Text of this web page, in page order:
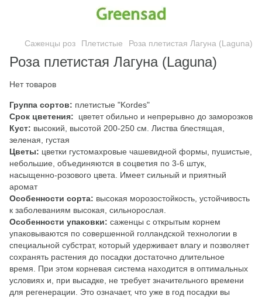
Саженцы роз Плетистые Роза плетистая Лагуна (Laguna)
Роза плетистая Лагуна (Laguna)
Нет товаров
Группа сортов: плетистые "Kordes"
Срок цветения: цветет обильно и непрерывно до заморозков
Куст: высокий, высотой 200-250 см. Листва блестящая,
зеленая, густая
Цветы: цветки густомахровые чашевидной формы, пушистые,
небольшие, объединяются в соцветия по 3-6 штук,
насыщенно-розового цвета. Имеет сильный и приятный
аромат
Особенности сорта: высокая морозостойкость, устойчивость
к заболеваниям высокая, сильнорослая.
Особенности упаковки: саженцы с открытым корнем
упаковываются по совершенной голландской технологии в
специальной субстрат, который удерживает влагу и позволяет
сохранять растения до посадки достаточно длительное
время. При этом корневая система находится в оптимальных
условиях и, при высадке, не требует значительного времени
для регенерации. Это означает, что уже в год посадки вы